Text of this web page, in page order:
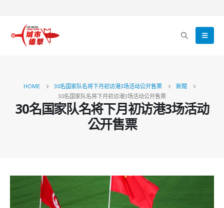
HOME 30名国家队名将下月初访港3场活动公开售票
新聞
30名国家队名将下月初访港3场活动公开售票
30名国家队名将下月初访港3场活动
公开售票